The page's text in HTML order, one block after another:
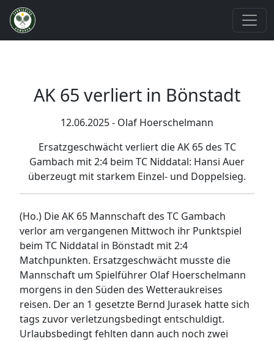
AK 65 verliert in Bönstadt
12.06.2025 - Olaf Hoerschelmann
Ersatzgeschwächt verliert die AK 65 des TC
Gambach mit 2:4 beim TC Niddatal: Hansi Auer
überzeugt mit starkem Einzel- und Doppelsieg.
(Ho.) Die AK 65 Mannschaft des TC Gambach
verlor am vergangenen Mittwoch ihr Punktspiel
beim TC Niddatal in Bönstadt mit 2:4
Matchpunkten. Ersatzgeschwächt musste die
Mannschaft um Spielführer Olaf Hoerschelmann
morgens in den Süden des Wetteraukreises
reisen. Der an 1 gesetzte Bernd Jurasek hatte sich
tags zuvor verletzungsbedingt entschuldigt.
Urlaubsbedingt fehlten dann auch noch zwei